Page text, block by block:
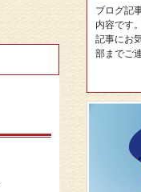
ブログ記
内容です
記事にお
部までご